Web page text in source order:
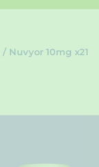
/ Nuvyor 10mg x21